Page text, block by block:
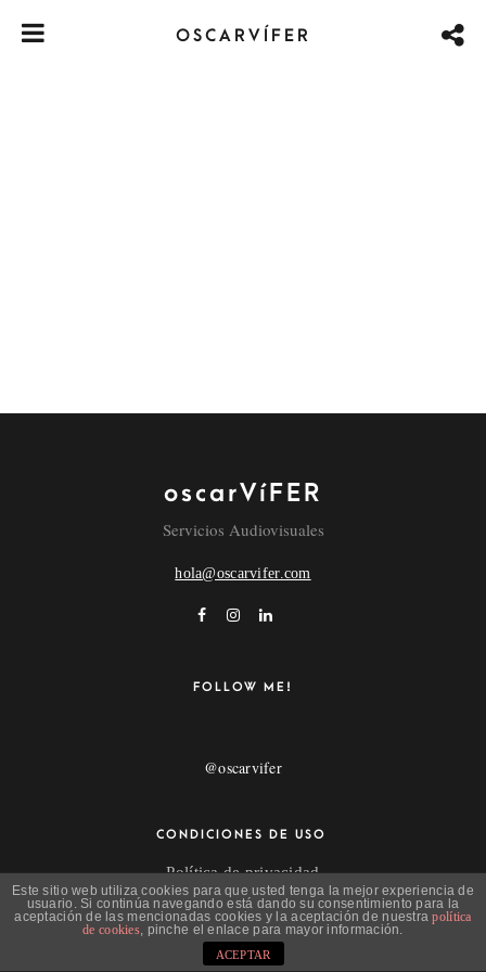
OSCARVÍFER
oscarVíFER
Servicios Audiovisuales
hola@oscarvifer.com
FOLLOW ME!
@oscarvifer
CONDICIONES DE USO
Política de privacidad
Aviso Legal
Este sitio web utiliza cookies para que usted tenga la mejor experiencia de
usuario. Si continúa navegando está dando su consentimiento para la
aceptación de las mencionadas cookies y la aceptación de nuestrapolítica
de cookies, pinche el enlace para mayor información.
ACEPTAR